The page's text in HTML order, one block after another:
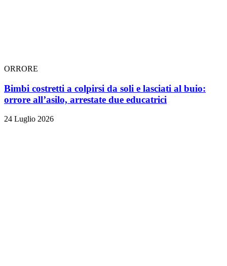
ORRORE
Bimbi costretti a colpirsi da soli e lasciati al buio:
orrore all’asilo, arrestate due educatrici
24 Luglio 2026